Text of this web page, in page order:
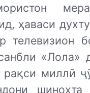
ҳаваси
телевизион
рақси миллӣ